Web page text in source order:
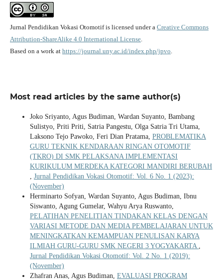
Jurnal Pendidikan Vokasi Otomotif is licensed under a Creative Commons
Attribution-ShareAlike 4.0 International License.
Based on a work at https://journal.uny.ac.id/index.php/jpvo.
Most read articles by the same author(s)
Joko Sriyanto, Agus Budiman, Wardan Suyanto, Bambang
Sulistyo, Priti Priti, Satria Pangestu, Olga Satria Tri Utama,
Laksono Tejo Pawoko, Feri Dian Pratama, PROBLEMATIKA
GURU TEKNIK KENDARAAN RINGAN OTOMOTIF
(TKRO) DI SMK PELAKSANA IMPLEMENTASI
KURIKULUM MERDEKA KATEGORI MANDIRI BERUBAH
, Jurnal Pendidikan Vokasi Otomotif: Vol. 6 No. 1 (2023):
(November)
Herminarto Sofyan, Wardan Suyanto, Agus Budiman, Ibnu
Siswanto, Agung Gumelar, Wahyu Arya Ruswanto,
PELATIHAN PENELITIAN TINDAKAN KELAS DENGAN
VARIASI METODE DAN MEDIA PEMBELAJARAN UNTUK
MENINGKATKAN KEMAMPUAN PENULISAN KARYA
ILMIAH GURU-GURU SMK NEGERI 3 YOGYAKARTA ,
Jurnal Pendidikan Vokasi Otomotif: Vol. 2 No. 1 (2019):
(November)
Zhafran Anas, Agus Budiman, EVALUASI PROGRAM